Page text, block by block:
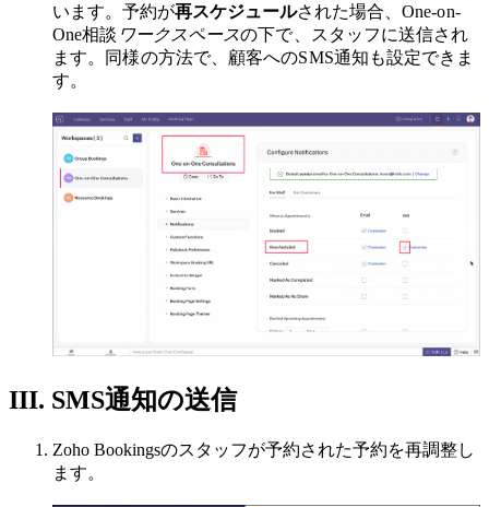
います。予約が再スケジュールされた場合、 One-on-
One相談 ワークスペースの下で、スタッフに送信され
ます。同様の方法で、顧客へのSMS通知も設定できま
す。
III. SMS通知の送信
Zoho Bookingsのスタッフが予約された予約を再調整し
ます。